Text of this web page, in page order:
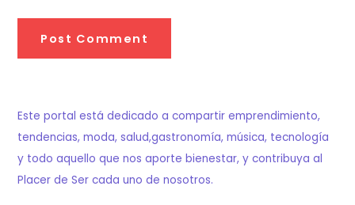
Este portal está dedicado a compartir emprendimiento,
tendencias, moda, salud,gastronomía, música, tecnología
y todo aquello que nos aporte bienestar, y contribuya al
Placer de Ser cada uno de nosotros.